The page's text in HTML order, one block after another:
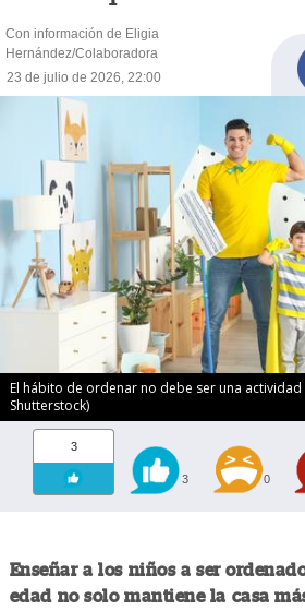
Con información de Eligia
Hernández/Colaboradora
23 de julio de 2026, 22:00
El hábito de ordenar no debe ser una
Shutterstock)
3
3 0
Enseñar a los niños a ser
edad no solo mantiene la casa